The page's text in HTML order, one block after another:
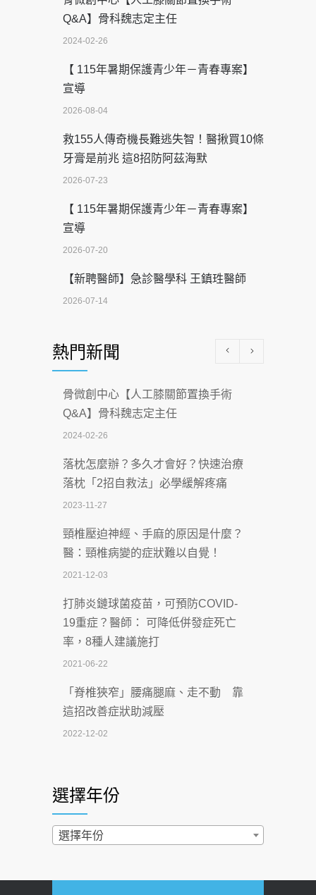
Q&A】骨科魏志定主任
2024-02-26
【 115年暑期保護青少年－青春專案】
宣導
2026-08-04
救155人傳奇機長難逃失智！醫揪買10條
牙膏是前兆 這8招防阿茲海默
2026-07-23
【 115年暑期保護青少年－青春專案】
宣導
2026-07-20
【新聘醫師】急診醫學科 王鎮珄醫師
2026-07-14
科能量
2026-07-08
沒菸酒也瀕臨洗腎？65歲男靠「這習
慣」逆轉腎功能 醫揭3招救命
2026-07-08
體溫飆破41度！醫連收兩例中暑病例：
致死率達8成
2026-07-07
深耕萬華55年 西園醫院回顧發展歷程與
智慧 醫療布局
2026-07-06
【115年臺北市「防癌保衛戰：健康好禮
一手刮」】 宣導
2026-07-02
2026-07-02
4連霸議員黃秋澤癌逝！食道癌為何奪命
西園醫院55周年 7／10捐血公益活動 邀
民眾熱血響應
2026-06-30
熱門新聞
骨微創中心【人工膝關節置換手術
Q&A】骨科魏志定主任
2024-02-26
落枕怎麼辦？多久才會好？快速治療
落枕「2招自救法」必學緩解疼痛
2023-11-27
頸椎壓迫神經、手麻的原因是什麼？
醫：頸椎病變的症狀難以自覺！
2021-12-03
打肺炎鏈球菌疫苗，可預防COVID-
19重症？醫師： 可降低併發症死亡
率，8種人建議施打
2021-06-22
「脊椎狹窄」腰痛腿麻、走不動 靠
這招改善症狀助減壓
2022-12-02
2022-02-17
過量維生素D和鈣恐罹癌? 醫師釋
選擇年份
選擇年份